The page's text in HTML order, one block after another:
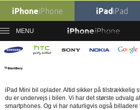
iPhoneiPhone iPadiPad
MENU
iPad Billadere
iPad Mini Billader
iPad Mini bil oplader. Altid sikker på tilstrækkelig
du er undervejs i bilen. Vi har det største udvalg
smartphones. Og vi har naturligvis også